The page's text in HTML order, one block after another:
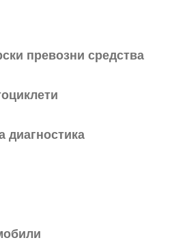
превозни средства